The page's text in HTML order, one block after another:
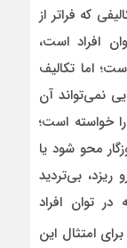
که فراتر از
افراد است،
اما تکالیف
نمی‌تواند آن
خواسته است؛
محو شود یا
بی‌تردید
توان افراد
امتثال این